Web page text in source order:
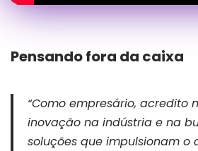
Pensando fora da caixa
“Como empresário, acredito
inovação na indústria e na
soluções que impulsionam o